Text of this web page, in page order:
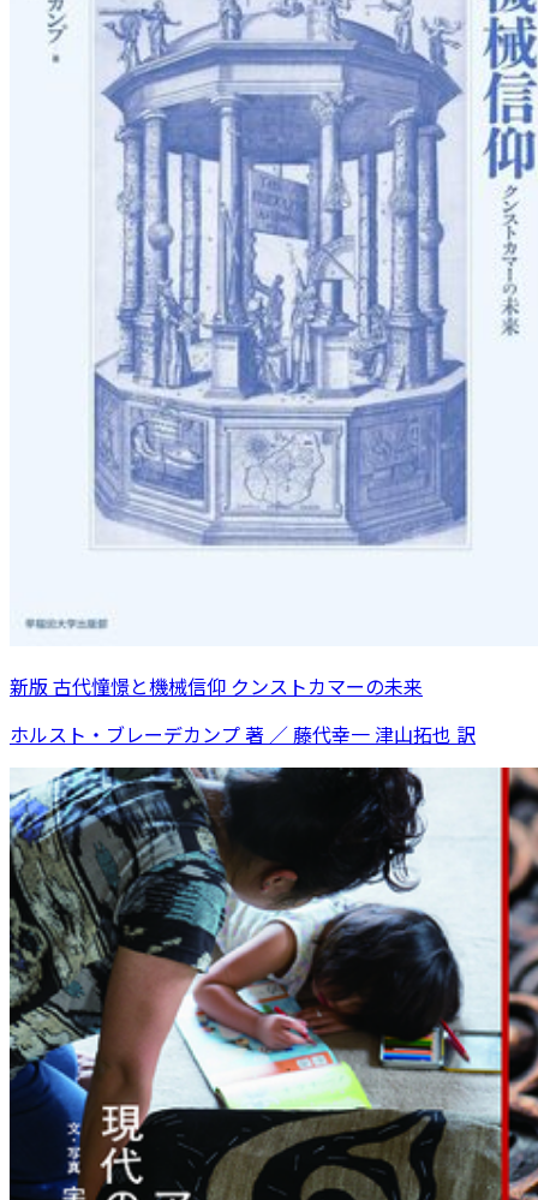
新版 古代憧憬と機械信仰 クンストカマーの未来
ホルスト・ブレーデカンプ 著 ／ 藤代幸一 津山拓也 訳